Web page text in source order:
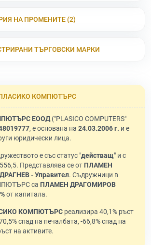
НА ПРОМЕНИТЕ (2)
ТЪРГОВСКИ МАРКИ
КОМПЮТЪРС
ЕООД("PLASICO COMPUTERS"
, е основана на 24.03.2006 г. и е
юридически лица.
е със статус "действащ" и с
Представлява се от ПЛАМЕН
- Управител. Съдружници в
са ПЛАМЕН ДРАГОМИРОВ
от капитала.
КОМПЮТЪРС реализира 40,1% ръст
спад на печалбата, -66,8% спад на
на активите.